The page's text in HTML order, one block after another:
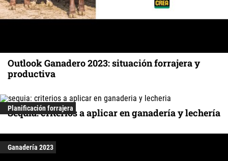
Outlook Ganadero 2023: situación forrajera y
productiva
Planificación forrajera
Sequía: criterios a aplicar en ganadería y lechería
Ganadería 2023